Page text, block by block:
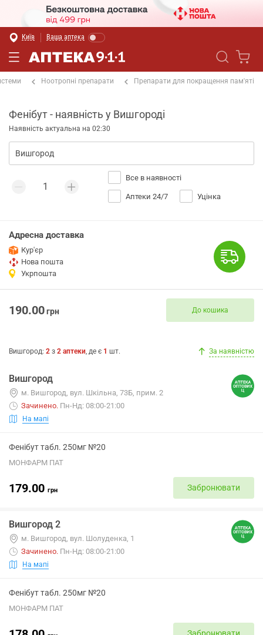
Київ Ваша аптека
Ноотропні препарати Препарати для покращення пам'яті
Фенібут - наявність у Вишгороді
Наявність актуальна на 02:30
Все в наявності
Аптеки 24/7 Уцінка
Адресна доставка
Кур'єр
Нова пошта
Укрпошта
190.00грн До кошика
Вишгород: 2 з 2 аптеки, де є 1 шт. За наявністю
Вишгород
м. Вишгород, вул. Шкільна, 73Б, прим. 2
Зачинено. Пн-Нд: 08:00-21:00
На мапі
Фенібут табл. 250мг №20
МОНФАРМ ПАТ
179.00 грн Забронювати
Вишгород 2
м. Вишгород, вул. Шолуденка, 1
Зачинено. Пн-Нд: 08:00-21:00
На мапі
Фенібут табл. 250мг №20
МОНФАРМ ПАТ